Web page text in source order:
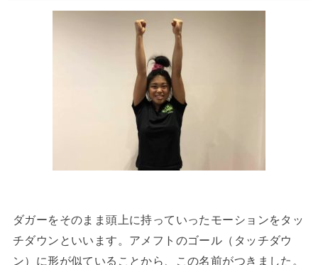
ダガーをそのまま頭上に持っていったモーションをタッ
チダウンといいます。アメフトのゴール（タッチダウ
ン）に形が似ていることから、この名前がつきました。